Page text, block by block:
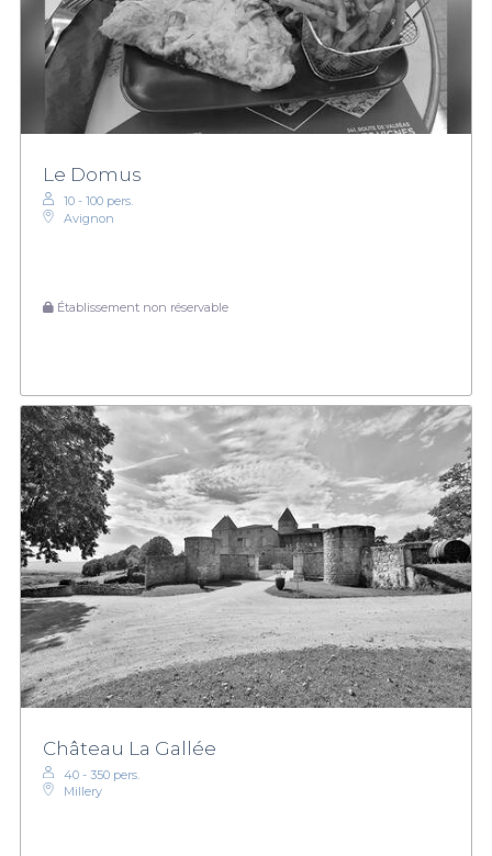
Le Domus
10 - 100 pers.
Avignon
Établissement non réservable
Château La Gallée
40 - 350 pers.
Millery